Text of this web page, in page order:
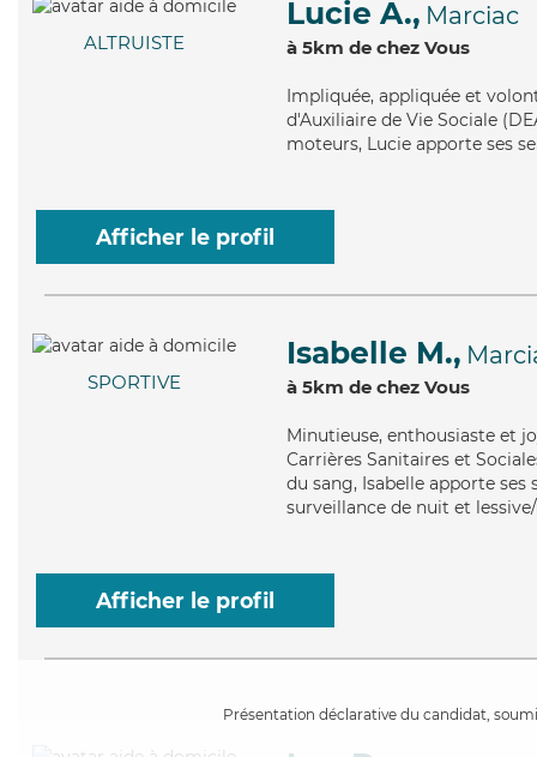
ALTRUISTE
Lucie A., Marciac
à 5km de chez Vous
Impliquée, appliquée et
d'Auxiliaire de Vie Sociale
moteurs, Lucie apporte ses
Afficher le profil
SPORTIVE
Isabelle M.,
à 5km de chez Vous
Minutieuse, enthousiaste et
Carrières Sanitaires et
du sang, Isabelle apporte
surveillance de nuit et
Afficher le profil
Présentation déclarative du candidat,